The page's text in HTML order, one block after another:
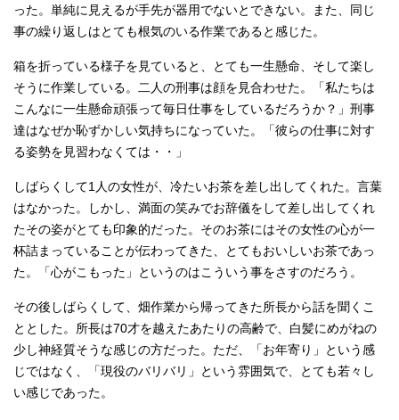
った。単純に見えるが手先が器用でないとできない。また、同じ
事の繰り返しはとても根気のいる作業であると感じた。
箱を折っている様子を見ていると、とても一生懸命、そして楽し
そうに作業している。二人の刑事は顔を見合わせた。「私たちは
こんなに一生懸命頑張って毎日仕事をしているだろうか？」刑事
達はなぜか恥ずかしい気持ちになっていた。「彼らの仕事に対す
る姿勢を見習わなくては・・」
しばらくして1人の女性が、冷たいお茶を差し出してくれた。言葉
はなかった。しかし、満面の笑みでお辞儀をして差し出してくれ
たその姿がとても印象的だった。そのお茶にはその女性の心が一
杯詰まっていることが伝わってきた、とてもおいしいお茶であっ
た。「心がこもった」というのはこういう事をさすのだろう。
その後しばらくして、畑作業から帰ってきた所長から話を聞くこ
ととした。所長は70才を越えたあたりの高齢で、白髪にめがねの
少し神経質そうな感じの方だった。ただ、「お年寄り」という感
じではなく、「現役のバリバリ」という雰囲気で、とても若々し
い感じであった。